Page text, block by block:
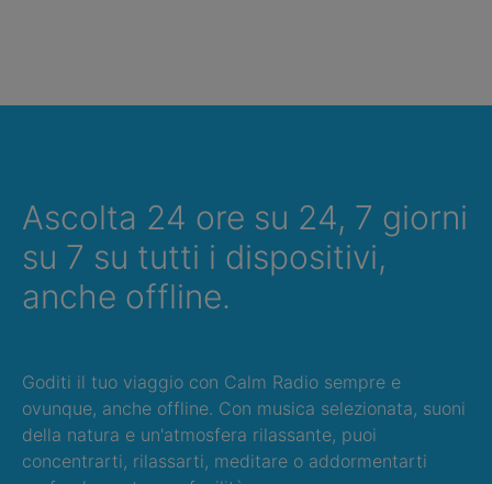
Ascolta 24 ore su 24, 7 giorni
su 7 su tutti i dispositivi,
anche offline.
Goditi il tuo viaggio con Calm Radio sempre e
ovunque, anche offline. Con musica selezionata, suoni
della natura e un'atmosfera rilassante, puoi
concentrarti, rilassarti, meditare o addormentarti